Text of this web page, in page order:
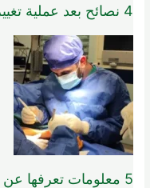
4 نصائح بعد عملية تغيير مفصل الركبة
5 معلومات تعرفها